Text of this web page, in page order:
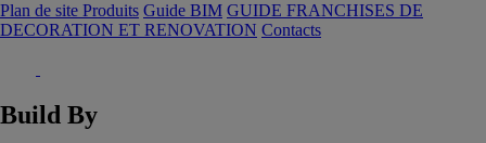
Plan de site Produits Guide BIM GUIDE FRANCHISES DE
DECORATION ET RENOVATION Contacts
Build By